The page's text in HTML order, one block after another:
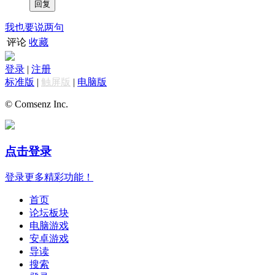
我也要说两句
评论 收藏
登录 | 注册
标准版 | 触屏版 | 电脑版
© Comsenz Inc.
点击登录
登录更多精彩功能！
首页
论坛板块
电脑游戏
安卓游戏
导读
搜索